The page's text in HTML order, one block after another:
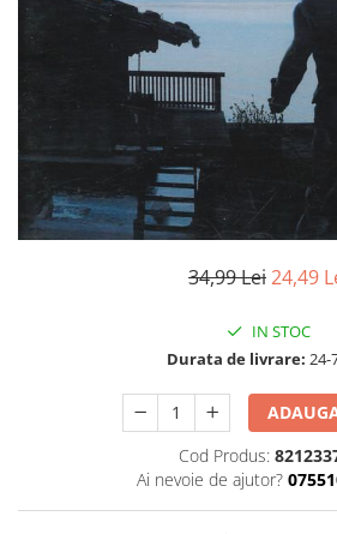
Viniluri Românești
Colecția Electrecord
34,99 Lei24,49
IN STOC
Durata de livrare: 24-
Cod Produs:
Ai nevoie de ajutor?